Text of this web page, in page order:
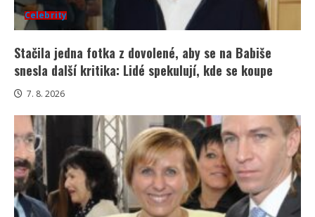
Celebrity
Stačila jedna fotka z dovolené, aby se na Babiše
snesla další kritika: Lidé spekulují, kde se koupe
7. 8. 2026